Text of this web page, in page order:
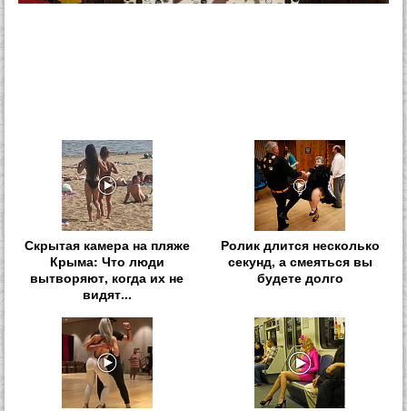
Скрытая камера на пляже
Крыма: Что люди
вытворяют, когда их не
видят...
Ролик длится несколько
секунд, а смеяться вы
будете долго